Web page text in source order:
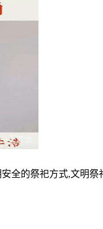
全的祭祀方式,文明